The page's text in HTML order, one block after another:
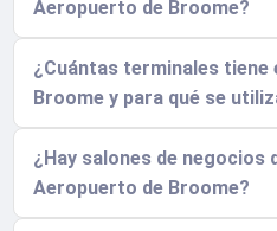
Aeropuerto de Broome?
¿Cuántas terminales tiene
Broome y para qué se
¿Hay salones de negocios
Aeropuerto de Broome?